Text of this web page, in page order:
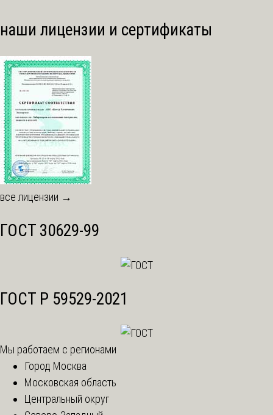
наши лицензии и сертификаты
все лицензии →
ГОСТ 30629-99
ГОСТ Р 59529-2021
Мы работаем с регионами
Город Москва
Московская область
Центральный округ